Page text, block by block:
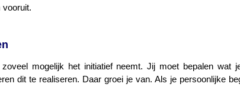
vooruit.
mogelijk het initiatief neemt. Jij moet bepalen wat
dit te realiseren. Daar groei je van. Als je persoonlijke